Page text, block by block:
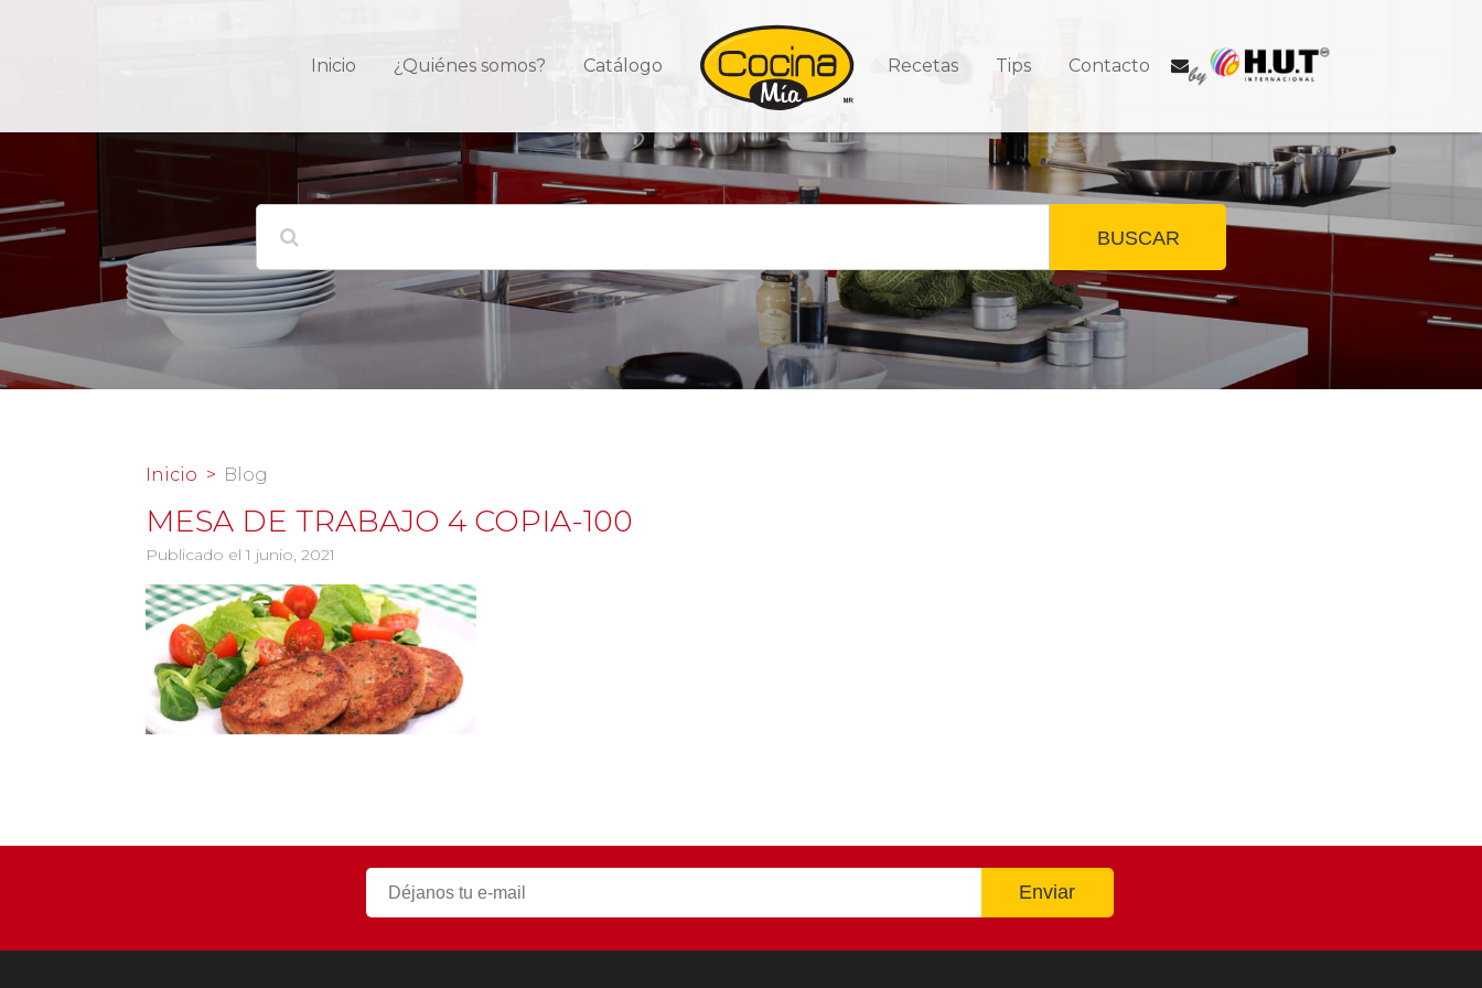
Inicio ¿Quiénes somos? Catálogo Recetas Tips Contacto
BUSCAR
Inicio Blog
MESA DE TRABAJO 4 COPIA-100
Publicado el 1 junio, 2021